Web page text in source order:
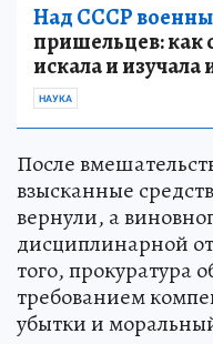
Над СССР
пришельцев: как
искала и
НАУКА
После
взысканные
вернули, а
дисциплинарной
того, прокуратура
требованием
убытки и